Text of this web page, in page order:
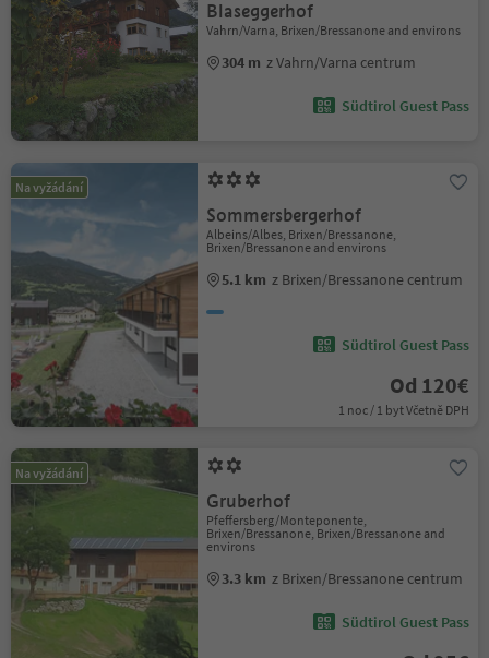
Blaseggerhof
Vahrn/Varna, Brixen/Bressanone and environs
304 m z Vahrn/Varna centrum
Südtirol Guest Pass
Na vyžádání
Sommersbergerhof
Albeins/Albes, Brixen/Bressanone,
Brixen/Bressanone and environs
5.1 km z Brixen/Bressanone centrum
Südtirol Guest Pass
Od 120€
1 noc / 1 byt Včetně DPH
Na vyžádání
Gruberhof
Pfeffersberg/Monteponente,
Brixen/Bressanone, Brixen/Bressanone and
environs
3.3 km z Brixen/Bressanone centrum
Südtirol Guest Pass